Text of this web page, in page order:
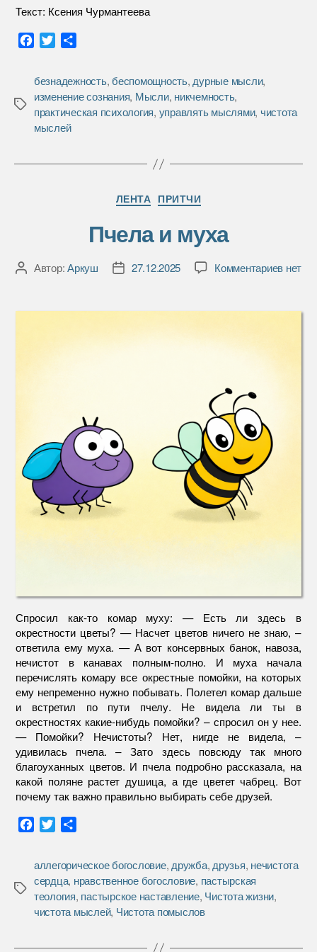
Текст: Ксения Чурмантеева
e
b
o
o
t
t
e
r
р
а
в
ь
Метки
безнадежность, беспомощность, дурные мысли,
изменение сознания, Мысли, никчемность,
практическая психология, управлять мыслями, чистота
мыслей
Рубрики
ЛЕНТА ПРИТЧИ
Пчела и муха
АвторАвтор:Аркуш
Дата27.12.2025 Комментариевк
и
нет
Спросил как-то комар муху: — Есть ли здесь в
окрестности цветы? — Насчет цветов ничего не знаю, –
ответила ему муха. — А вот консервных банок, навоза,
нечистот в канавах полным-полно. И муха начала
перечислять комару все окрестные помойки, на которых
ему непременно нужно побывать. Полетел комар дальше
и встретил по пути пчелу. Не видела ли ты в
окрестностях какие-нибудь помойки? – спросил он у нее.
— Помойки? Нечистоты? Нет, нигде не видела, –
удивилась пчела. – Зато здесь повсюду так много
благоуханных цветов. И пчела подробно рассказала, на
какой поляне растет душица, а где цветет чабрец. Вот
почему так важно правильно выбирать себе друзей.
e
b
o
o
t
t
e
r
р
а
в
и
Метки
аллегорическое богословие,дружба,друзья, нечистота
сердца, нравственное богословие, пастырская
теология, пастырское наставление, Чистота жизни,
чистота мыслей, Чистота помыслов